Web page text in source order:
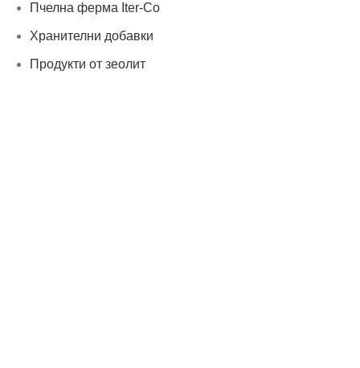
Пчелна ферма Iter-Co
Хранителни добавки
Продукти от зеолит